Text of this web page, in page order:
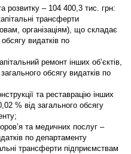
розвитку – 104 400,3 тис. грн:
трансферти
організаціям), що складає
видатків по
ремонт інших об’єктів,
обсягу видатків по
та реставрацію інших
% від загального обсягу
та медичних послуг –
по департаменту
трансферти підприємствам